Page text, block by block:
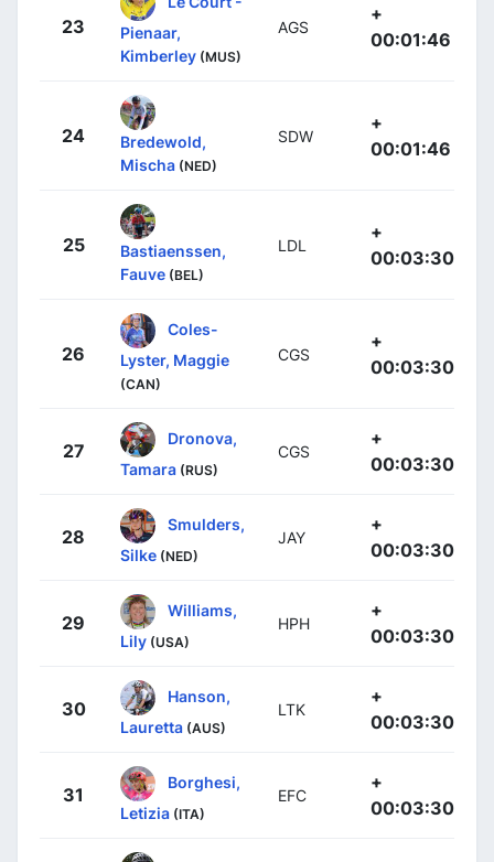
23
Pienaar,
Kimberley (MUS)
AGS
+
00:01:46
24
Bredewold,
Mischa (NED)
SDW
+
00:01:46
25
Bastiaenssen,
Fauve (BEL)
LDL
+
00:03:30
26
Coles-
Lyster, Maggie
(CAN)
CGS
+
00:03:30
27
Dronova,
Tamara (RUS)
CGS
+
00:03:30
28
Smulders,
Silke (NED)
JAY
+
00:03:30
29
Williams,
Lily (USA)
HPH
+
00:03:30
30
Hanson,
Lauretta (AUS)
LTK
+
00:03:30
31
Borghesi,
Letizia (ITA)
EFC
+
00:03:30